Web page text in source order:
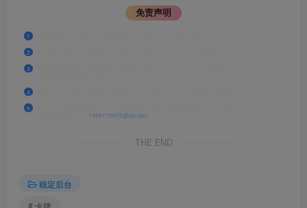
免责声明
1
2
3
4
5
1989175978@qq.com
THE END
稳定后台
# 卡牌